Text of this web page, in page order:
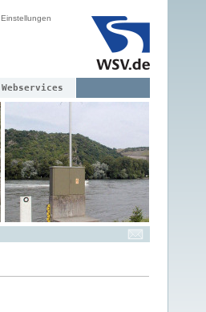
Einstellungen
Webservices